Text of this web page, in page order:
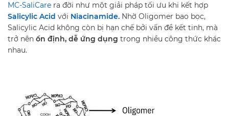
MC-SaliCare ra đời như một giải pháp tối ưu khi kết hợp
Salicylic Acid với Niacinamide. Nhờ Oligomer bao bọc,
Salicylic Acid không còn bị hạn chế bởi vấn đề kết tinh, mà
trở nên ổn định, dễ ứng dụng trong nhiều công thức khác
nhau.